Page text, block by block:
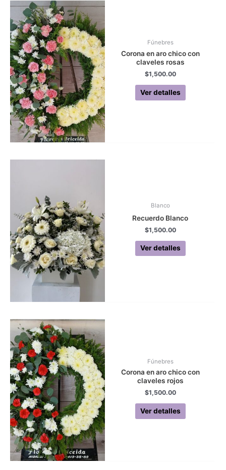
Fúnebres
Corona en aro chico con
claveles rosas
$1,500.00
Ver detalles
Blanco
Recuerdo Blanco
$1,500.00
Ver detalles
Fúnebres
Corona en aro chico con
claveles rojos
$1,500.00
Ver detalles